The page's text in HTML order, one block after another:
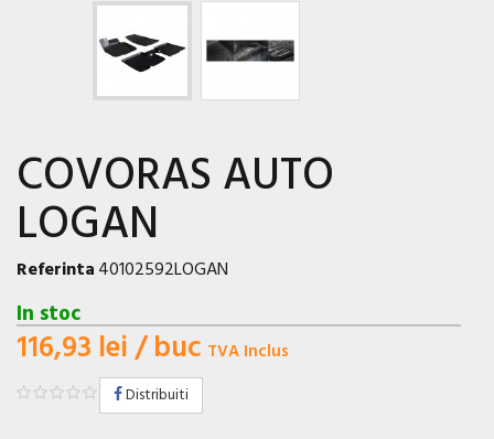
COVORAS AUTO
LOGAN
Referinta40102592LOGAN
In stoc
116,93 lei/ buc TVA Inclus
Distribuiti